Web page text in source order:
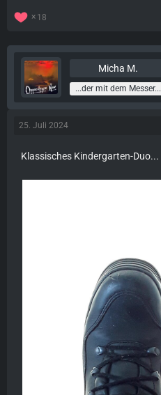
18
Micha M.
...der mit dem Messer...
25. Juli 2024
Klassisches Kindergarten-Duo...